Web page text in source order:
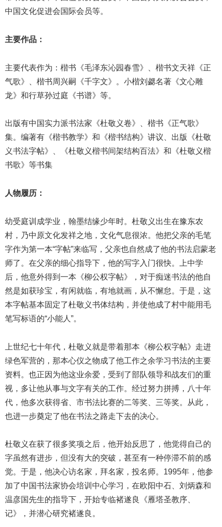
中国文化促进会国际会员等。
主要作品：
主要代表作为：楷书《毛泽东沁园春雪》、楷书文天祥《正
气歌》、楷书周兴嗣《千字文》。小楷刘勰名著《文心雕
龙》和行草孙过庭《书谱》等。
出版有中国实力派书法家《杜敬义卷》、楷书《正气歌》
集。编著有《楷书教学》和《楷书结构》讲议、出版《杜敬
义书法字帖》、《杜敬义楷书间架结构百法》和《杜敬义楷
书歌》等书集
人物履历：
幼受庭训成学业，翰墨结缘少年时。杜敬义出生在豫东农
村，乃中原文化发祥之地，文化气息很浓。他把父亲的毛笔
字作为第一本“字帖”来临写，父亲也自然成了他的书法启蒙老
师了。在父亲的细心指导下，他的写字入门很快。上中学
后，他意外得到一本《柳公权字帖》，对于痴迷书法的他自
然是如获珍宝，有闲就临，有地就画，从不懈怠。于是，这
本字帖基本固定了杜敬义书体结构，并使他成了村中能用毛
笔写标语的“小能人”。
上世纪七十年代，杜敬义就是带着那本《柳公权字帖》走进
绿色军营的，那本心仪之物成了他工作之余学习书法的主要
资料。也正因为他这业余爱，受到了部队领导和战友们的重
视，多让他从事与文字有关的工作。经过努力拼搏，八十年
代，他多次获得省、市书法比赛的二等奖、三等奖。从此，
也进一步奠定了他在书法之路走下去的决心。
杜敬义在获了很多奖项之后，他开始反思了，他觉得自己的
字虽然有进步，但没有大的突破，甚至有一种停滞不前的感
觉。于是，他决心访名家，拜名家，投名师。1995年，他参
加了中国书法家协会培训中心学习，在欧阳中石、刘炳森和
温彦国先生的指导下，开始专临褚遂良《雁塔圣教序、
记》，并潜心研究褚遂良。